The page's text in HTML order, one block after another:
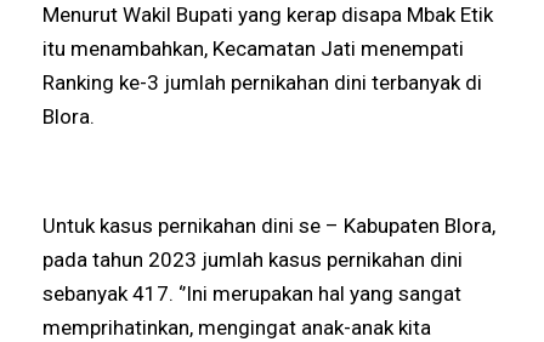
Menurut Wakil Bupati yang kerap disapa Mbak Etik
itu menambahkan, Kecamatan Jati menempati
Ranking ke-3 jumlah pernikahan dini terbanyak di
Blora.
Untuk kasus pernikahan dini se – Kabupaten Blora,
pada tahun 2023 jumlah kasus pernikahan dini
sebanyak 417. ‘’Ini merupakan hal yang sangat
memprihatinkan, mengingat anak-anak kita